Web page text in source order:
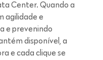
Center. Quando a
agilidade e
e prevenindo
disponível, a
e cada clique se